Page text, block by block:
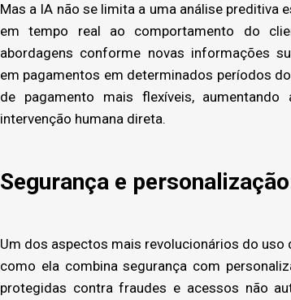
Mas a IA não se limita a uma análise preditiva
em tempo real ao comportamento do
abordagens conforme novas informações
em pagamentos em determinados períodos
de pagamento mais flexíveis,
intervenção humana direta.
Segurança e
Um dos aspectos mais revolucionários do
como ela combina segurança com
protegidas contra fraudes e acessos não